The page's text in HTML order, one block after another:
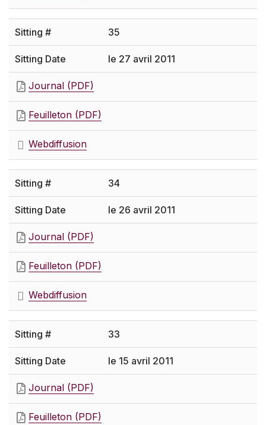
35
le 27 avril 2011
Journal (PDF)
Feuilleton (PDF)
Webdiffusion
34
le 26 avril 2011
Journal (PDF)
Feuilleton (PDF)
Webdiffusion
33
le 15 avril 2011
Journal (PDF)
Feuilleton (PDF)